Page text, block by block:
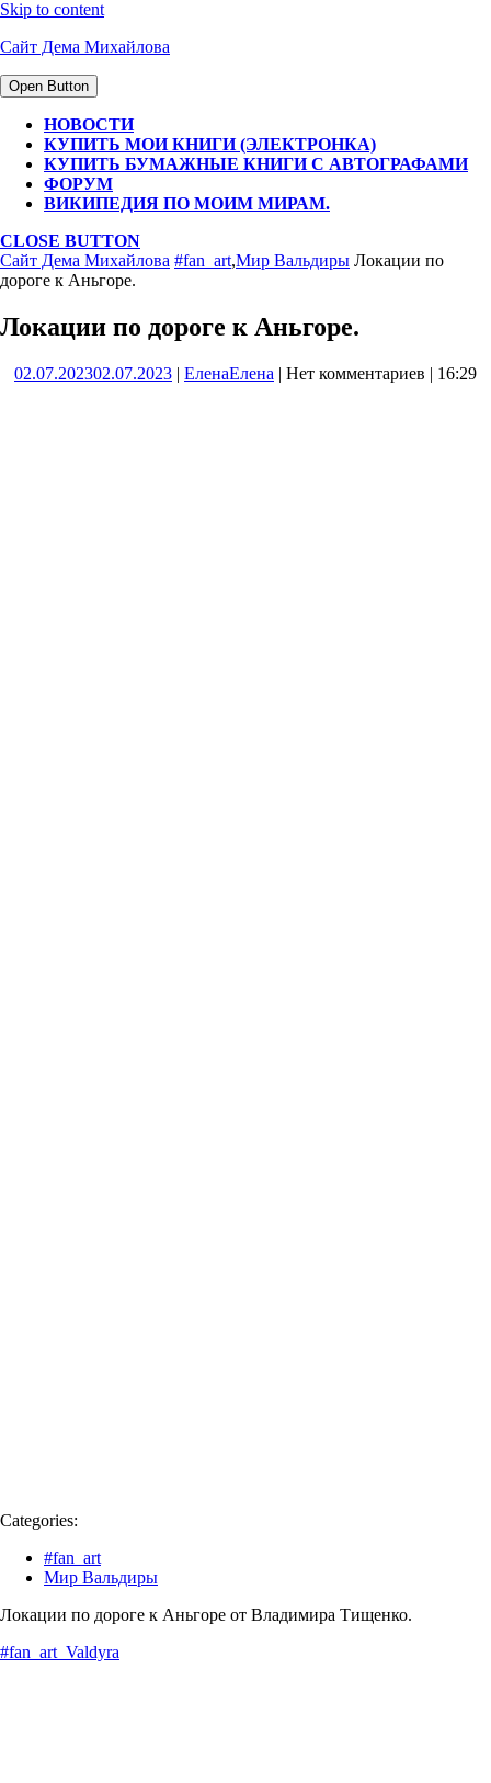
Skip to content
Сайт Дема Михайлова
Open Button
НОВОСТИ
КУПИТЬ МОИ КНИГИ (ЭЛЕКТРОНКА)
КУПИТЬ БУМАЖНЫЕ КНИГИ С АВТОГРАФАМИ
ФОРУМ
ВИКИПЕДИЯ ПО МОИМ МИРАМ.
CLOSE BUTTON
Сайт Дема Михайлова #fan_art,Мир Вальдиры Локации по
дороге к Аньгоре.
Локации по дороге к Аньгоре.
02.07.202302.07.2023 | ЕленаЕлена | Нет комментариев | 16:29
Categories:
#fan_art
Мир Вальдиры
Локации по дороге к Аньгоре от Владимира Тищенко.
#fan_art_Valdyra